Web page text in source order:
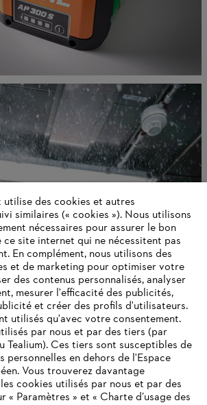
les fournisseurs
des cookies et autres
similaires (« cookies »). Nous utilisons
nécessaires pour assurer le bon
site internet qui ne nécessitent pas
En complément, nous utilisons des
et de marketing pour optimiser votre
des contenus personnalisés, analyser
mesurer l'efficacité des publicités,
et créer des profils d'utilisateurs.
utilisés qu'avec votre consentement.
par nous et par des tiers (par
Tealium). Ces tiers sont susceptibles de
personnelles en dehors de l'Espace
Vous trouverez davantage
cookies utilisés par nous et par des
« Paramètres » et « Charte d’usage des